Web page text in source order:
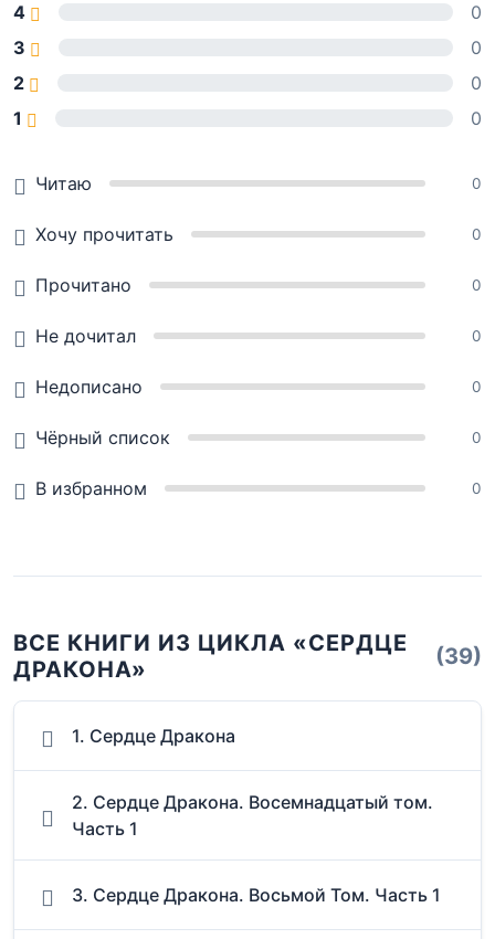
4
0
3
0
2
0
1
0
Читаю 0
Хочу прочитать 0
Прочитано 0
Не дочитал 0
Недописано 0
Чёрный список 0
В избранном 0
ВСЕ КНИГИ ИЗ ЦИКЛА «СЕРДЦЕ
ДРАКОНА»
(39)
1. Сердце Дракона
2. Сердце Дракона. Восемнадцатый том.
Часть 1
3. Сердце Дракона. Восьмой Том. Часть 1